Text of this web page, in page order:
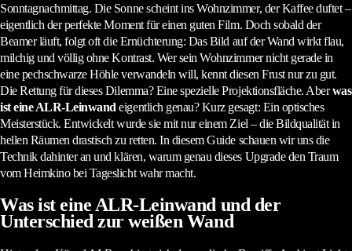
Sonntagnachmittag. Die Sonne scheint ins Wohnzimmer, der Kaffee duftet –
eigentlich der perfekte Moment für einen guten Film. Doch sobald der
Beamer läuft, folgt oft die Ernüchterung: Das Bild auf der Wand wirkt flau,
milchig und völlig ohne Kontrast. Wer sein Wohnzimmer nicht gerade in
eine pechschwarze Höhle verwandeln will, kennt diesen Frust nur zu gut.
Die Rettung für dieses Dilemma? Eine spezielle Projektionsfläche. Aberwas
ist eine ALR-Leinwand eigentlich genau? Kurz gesagt: Ein optisches
Meisterstück. Entwickelt wurde sie mit nur einem Ziel – die Bildqualität in
hellen Räumen drastisch zu retten. In diesem Guide schauen wir uns die
Technik dahinter an und klären, warum genau dieses Upgrade den Traum
vom Heimkino bei Tageslicht wahr macht.
Was ist eine ALR-Leinwand und der
Unterschied zur weißen Wand